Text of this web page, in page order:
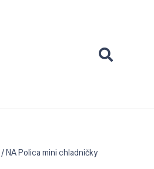
/ NA Polica mini chladničky